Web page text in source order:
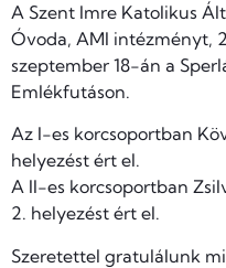
A Szent Imre Katolikus
Óvoda, AMI intézményt,
szeptember 18-án a
Emlékfutáson.
Az I-es korcsoportban
helyezést ért el.
A II-es korcsoportban
2. helyezést ért el.
Szeretettel gratulálunk